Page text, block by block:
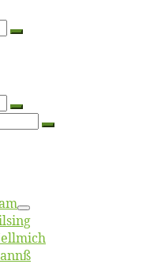
Suche
Suche
Suche